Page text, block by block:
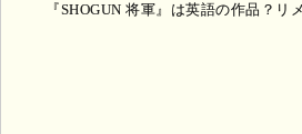
『SHOGUN 将軍』は英語の作品？リ